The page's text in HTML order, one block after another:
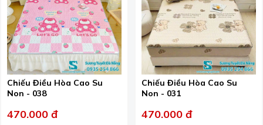
Chiếu Điều Hòa Cao Su
Non - 038
470.000 đ
Chiếu Điều Hòa Cao Su
Non - 031
470.000 đ